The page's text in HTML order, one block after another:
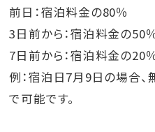
前日：宿泊料金の80％
3日前から：宿泊料金の50
7日前から：宿泊料金の20
例：宿泊日7月9日の場合
で可能です。